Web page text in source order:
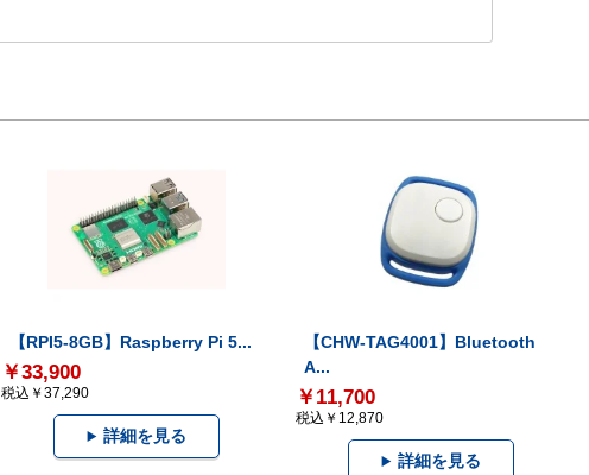
【RPI5-8GB】Raspberry Pi 5...
￥33,900
税込￥37,290
詳細を見る
【CHW-TAG4001】Bluetooth
A...
￥11,700
税込￥12,870
詳細を見る